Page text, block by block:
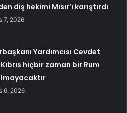
diş hekimi Mısır’ı karıştırdı
7, 2026
Yardımcısı Cevdet
Kıbrıs hiçbir zaman bir Rum
6, 2026